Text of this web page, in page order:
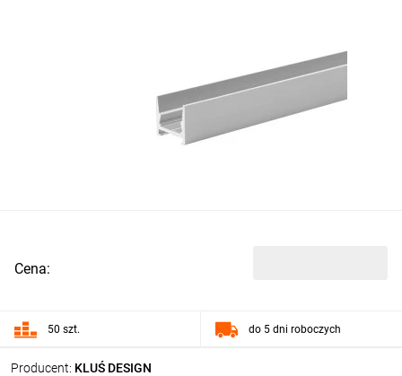
Producent: KLUŚ DESIGN
Cena:
50 szt. do 5 dni roboczych